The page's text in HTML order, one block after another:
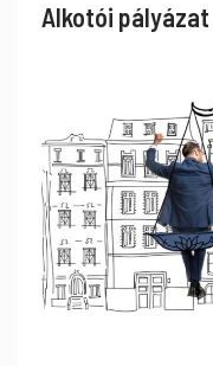
Alkotói